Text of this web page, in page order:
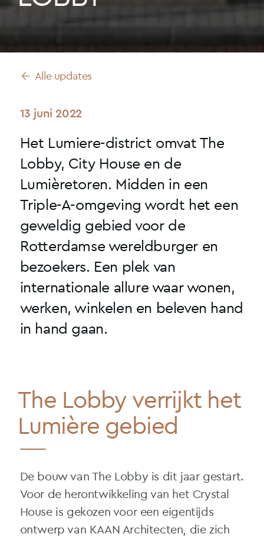
Alle updates
13 juni 2022
Het Lumiere-district omvat The
Lobby, City House en de
Lumièretoren. Midden in een
Triple-A-omgeving wordt het een
geweldig gebied voor de
Rotterdamse wereldburger en
bezoekers. Een plek van
internationale allure waar wonen,
werken, winkelen en beleven hand
in hand gaan.
The Lobby verrijkt het
Lumière gebied
De bouw van The Lobby is dit jaar gestart.
Voor de herontwikkeling van het Crystal
House is gekozen voor een eigentijds
ontwerp van KAAN Architecten, die zich